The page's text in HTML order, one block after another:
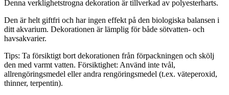
Denna verklighetstrogna dekoration är tillverkad av polyesterharts.
Den är helt giftfri och har ingen effekt på den biologiska balansen i
ditt akvarium. Dekorationen är lämplig för både sötvatten- och
havsakvarier.
Tips: Ta försiktigt bort dekorationen från förpackningen och skölj
den med varmt vatten. Försiktighet: Använd inte tvål,
allrengöringsmedel eller andra rengöringsmedel (t.ex. väteperoxid,
thinner, terpentin).